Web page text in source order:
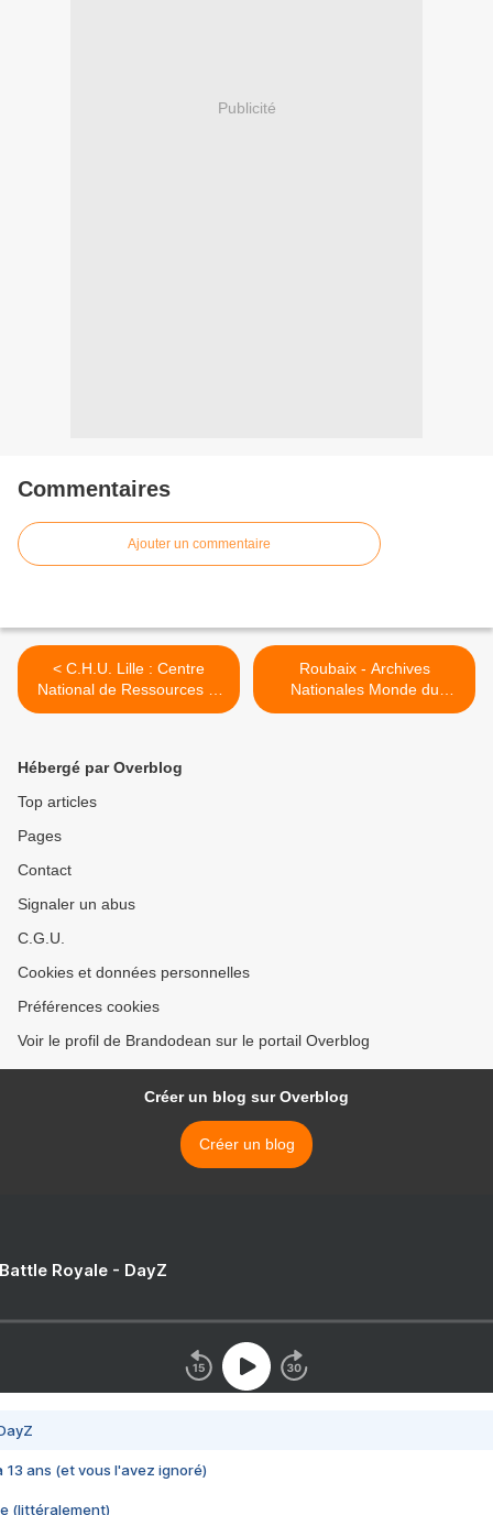
Publicité
Commentaires
Ajouter un commentaire
< C.H.U. Lille : Centre
National de Ressources et
de Résilience... 2ème
Roubaix - Archives
Nationales Monde du
Travail... Travaux et
Hébergé par Overblog
Top articles
Pages
Contact
Signaler un abus
C.G.U.
Cookies et données personnelles
Préférences cookies
Voir le profil de Brandodean sur le portail Overblog
Créer un blog sur Overblog
Créer un blog
Royale - DayZ
13 ans (et vous l'avez ignoré)
(littéralement)